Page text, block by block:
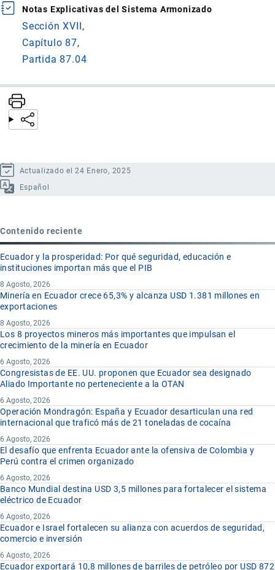
Notas Explicativas del Sistema Armonizado
Sección XVII
Capítulo 87
Partida 87.04
Actualizado el 24 Enero, 2025
Español
Contenido reciente
Ecuador y la prosperidad: Por qué seguridad, educación e
instituciones importan más que el PIB
8 Agosto, 2026
Minería en Ecuador crece 65,3% y alcanza USD 1.381 millones en
exportaciones
8 Agosto, 2026
Los 8 proyectos mineros más importantes que impulsan el
crecimiento de la minería en Ecuador
6 Agosto, 2026
Congresistas de EE. UU. proponen que Ecuador sea designado
Aliado Importante no perteneciente a la OTAN
6 Agosto, 2026
Operación Mondragón: España y Ecuador desarticulan una red
internacional que traficó más de 21 toneladas de cocaína
6 Agosto, 2026
El desafío que enfrenta Ecuador ante la ofensiva de Colombia y
Perú contra el crimen organizado
6 Agosto, 2026
Banco Mundial destina USD 3,5 millones para fortalecer el sistema
eléctrico de Ecuador
6 Agosto, 2026
Ecuador e Israel fortalecen su alianza con acuerdos de seguridad,
comercio e inversión
6 Agosto, 2026
Ecuador exportará 10,8 millones de barriles de petróleo por USD 872